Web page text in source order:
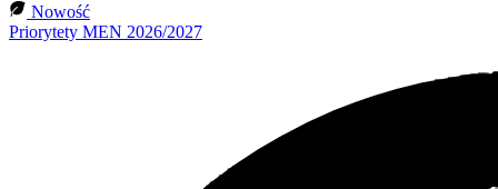
Nowość
Priorytety MEN 2026/2027